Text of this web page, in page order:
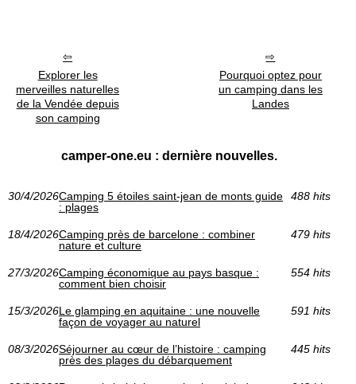
Explorer les
merveilles naturelles
de la Vendée depuis
son camping
Pourquoi optez pour
un camping dans les
Landes
camper-one.eu : dernière nouvelles.
30/4/2026Camping 5 étoiles saint-jean de monts guide
: plages
488 hits
18/4/2026Camping près de barcelone : combiner
nature et culture
479 hits
27/3/2026Camping économique au pays basque :
comment bien choisir
554 hits
15/3/2026Le glamping en aquitaine : une nouvelle
façon de voyager au naturel
591 hits
08/3/2026Séjourner au cœur de l’histoire : camping
près des plages du débarquement
445 hits